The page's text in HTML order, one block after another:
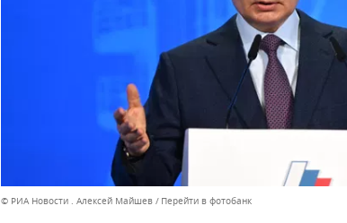
© РИА Новости . Алексей Майшев Перейти в фотобанк